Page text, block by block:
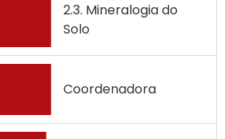
2.3. Mineralogia do
Solo
Coordenadora